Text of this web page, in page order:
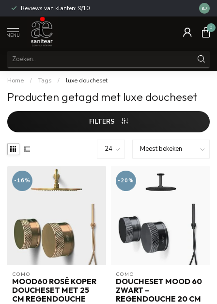
Reviews van klanten: 9/10 14
8.7
MENU
0
Home / Tags / luxe doucheset
Producten getagd met luxe doucheset
FILTERS
-16%
COMO
MOOD60 ROSÉ KOPER
DOUCHESET MET 25
CM REGENDOUCHE
-20%
COMO
DOUCHESET MOOD 60
ZWART –
REGENDOUCHE 20 CM